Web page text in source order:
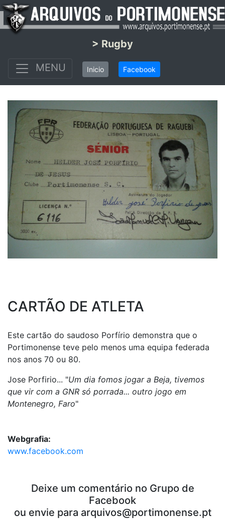
> Rugby
MENU
Inicio Facebook
CARTÃO DE ATLETA
Este cartão do saudoso Porfírio demonstra que o
Portimonense teve pelo menos uma equipa federada
nos anos 70 ou 80.
Jose Porfirio... "Um dia fomos jogar a Beja, tivemos
que vir com a GNR só porrada... outro jogo em
Montenegro, Faro"
Webgrafia:
www.facebook.com
Deixe um comentário no Grupo de
Facebook
ou envie para arquivos@portimonense.pt